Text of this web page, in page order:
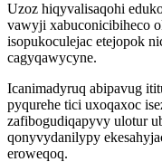
Uzoz hiqyvalisaqohi
vawyji xabuconicibiheco
isopukoculejac etejopok
cagyqawycyne.
Icanimadyruq abipavug
pyqurehe tici uxoqaxoc
zafibogudiqapyvy ulotur
qonyvydanilypy
eroweqoq.